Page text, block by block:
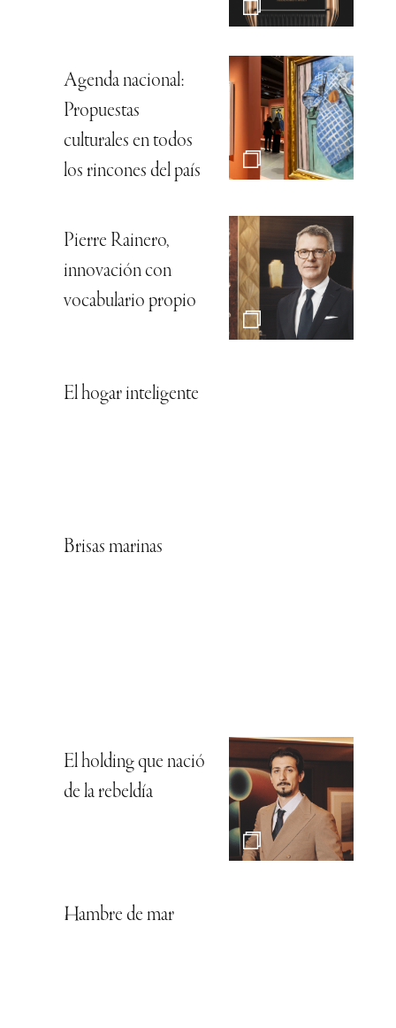
Agenda nacional:
Propuestas
culturales en todos
los rincones del país
Pierre Rainero,
innovación con
vocabulario propio
El hogar inteligente
Brisas marinas
El holding que nació
de la rebeldía
Hambre de mar